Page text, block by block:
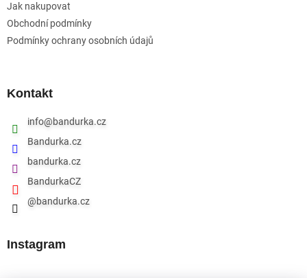
Jak nakupovat
Obchodní podmínky
Podmínky ochrany osobních údajů
Kontakt
info@bandurka.cz
Bandurka.cz
bandurka.cz
BandurkaCZ
@bandurka.cz
Instagram